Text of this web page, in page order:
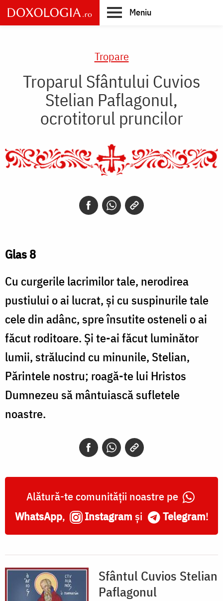
Skip
to
main
Meniu
Tropare
Troparul Sfântului Cuvios
Stelian Paflagonul,
ocrotitorul pruncilor
Glas 8
Cu curgerile lacrimilor tale, nerodirea
pustiului o ai lucrat, şi cu suspinurile tale
cele din adânc, spre însutite osteneli o ai
făcut roditoare. Şi te-ai făcut luminător
lumii, strălucind cu minunile, Stelian,
Părintele nostru; roagă-te lui Hristos
Dumnezeu să mântuiască sufletele
noastre.
Alătură-te comunității noastre pe
WhatsApp, Instagram și Telegram!
Sfântul Cuvios Stelian
Paflagonul